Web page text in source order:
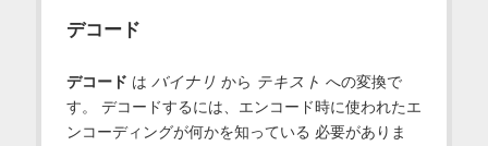
デコード
デコード は バイナリ から テキスト への変換で
す。 デコードするには、エンコード時に使われたエ
ンコーディングが何かを知っている 必要がありま